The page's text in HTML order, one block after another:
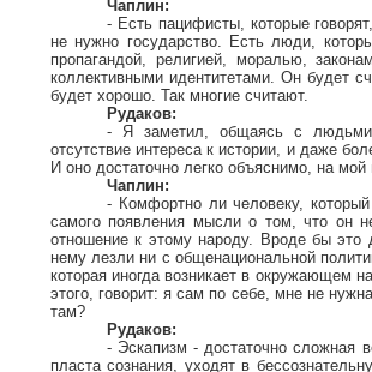
Чаплин:
- Есть пацифисты, которые
не нужно государство. Есть люди,
пропагандой, религией, моралью,
коллективными идентитетами. Он будет
будет хорошо. Так многие считают.
Рудаков:
- Я заметил, общаясь с людьми
отсутствие интереса к истории, и даже
И оно достаточно легко объяснимо, на мой
Чаплин:
- Комфортно ли человеку, который
самого появления мысли о том, что он
отношение к этому народу. Вроде бы
нему лезли ни с общенациональной
которая иногда возникает в окружающем
этого, говорит: я сам по себе, мне не
там?
Рудаков:
- Эскапизм - достаточно сложная
пласта сознания, уходят в